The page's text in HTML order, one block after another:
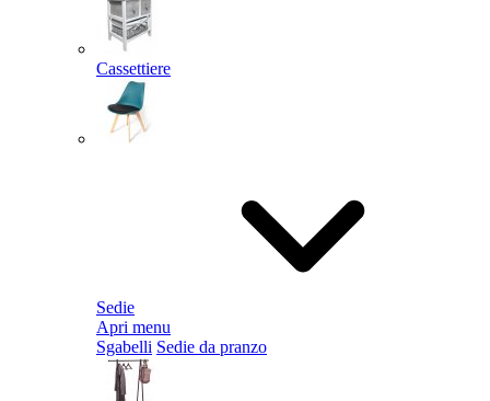
Cassettiere
Sedie
Apri menu
Sgabelli Sedie da pranzo